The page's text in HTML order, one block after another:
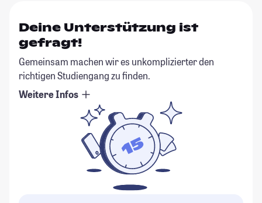
Deine Unterstützung ist
gefragt!
Gemeinsam machen wir es unkomplizierter den
richtigen Studiengang zu finden.
Weitere Infos